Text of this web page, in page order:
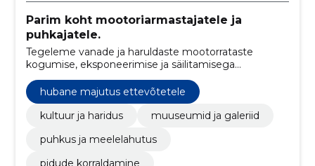
Parim koht mootoriarmastajatele ja
puhkajatele.
Tegeleme vanade ja haruldaste mootorrataste
kogumise, eksponeerimise ja säilitamisega
muuseumis. Lisaks pakume pidude ja ürituste
korraldamiseks puhkemaja ning teostatakse
mootorite plokikaante remonti ja taastamist.
hubane majutus ettevõtetele
kultuur ja haridus
muuseumid ja galeriid
puhkus ja meelelahutus
pidude korraldamine